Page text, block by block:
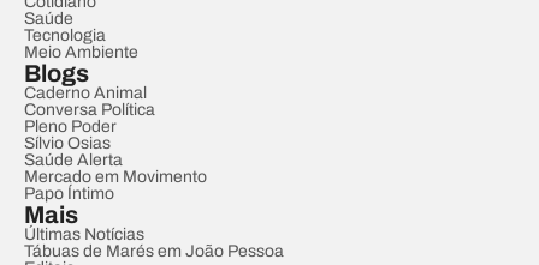
Saúde
Tecnologia
Meio Ambiente
Blogs
Caderno Animal
Conversa Política
Pleno Poder
Sílvio Osias
Saúde Alerta
Mercado em Movimento
Papo Íntimo
Mais
Últimas Notícias
Tábuas de Marés em João Pessoa